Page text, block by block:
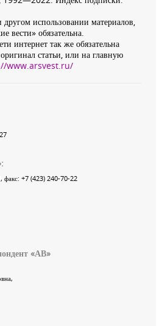
использовании материалов,
вести» обязательна.
интернет так же обязательна
статьи, или на главную
www.arsvest.ru/
, факс: +7 (423) 240-70-22
«АВ»